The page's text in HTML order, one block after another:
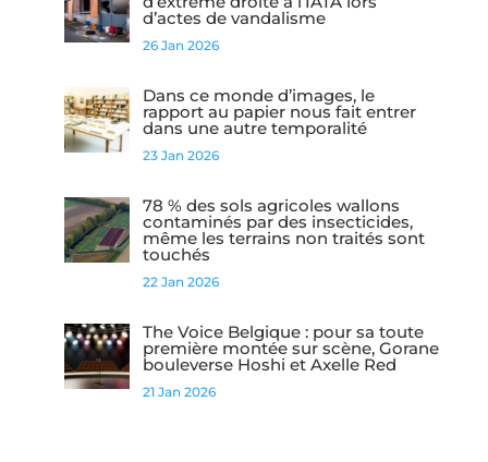
d’actes de vandalisme
26 Jan 2026
Dans ce monde d’images, le
rapport au papier nous fait entrer
dans une autre temporalité
23 Jan 2026
78 % des sols agricoles wallons
contaminés par des insecticides,
même les terrains non traités sont
touchés
22 Jan 2026
The Voice Belgique : pour sa toute
première montée sur scène, Gorane
bouleverse Hoshi et Axelle Red
21 Jan 2026